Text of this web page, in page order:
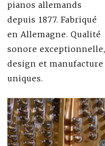
pianos allemands
depuis 1877. Fabriqué
en Allemagne. Qualité
sonore exceptionnelle,
design et manufacture
uniques.